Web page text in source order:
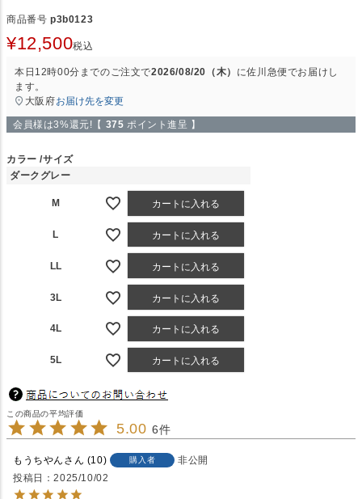
商品番号 p3b0123
¥12,500税込
本日 12時00分 までのご注文で2026/08/20（木） に佐川急便でお届けし
ます。
大阪府お届け先を変更
会員様は3%還元!【 375 ポイント進呈 】
カラー サイズ
ダークグレー
M カートに入れる
L カートに入れる
LL カートに入れる
3L カートに入れる
4L カートに入れる
5L カートに入れる
5.00 6
もうちやん 10 購入者
非公開
投稿日
2025/10/02